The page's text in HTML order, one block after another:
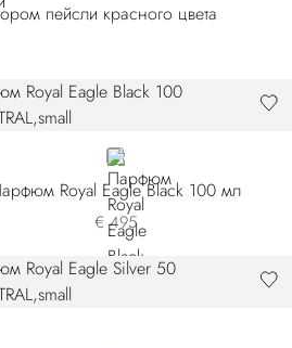
пейсли красного цвета
NEUTRAL
Royal Eagle Black 100 мл
€ 495